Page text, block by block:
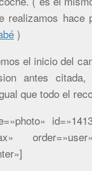
realizamos hace
)
el inicio del
antes
que todo el